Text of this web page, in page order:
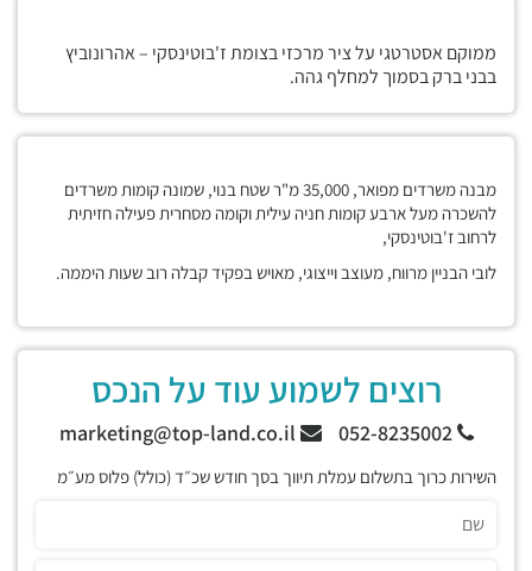
ממוקם אסטרטגי על ציר מרכזי בצומת ז'בוטינסקי – אהרונוביץ
בבני ברק בסמוך למחלף גהה.
מבנה משרדים מפואר, 35,000 מ"ר שטח בנוי, שמונה קומות משרדים
להשכרה מעל ארבע קומות חניה עילית וקומה מסחרית פעילה חזיתית
לרחוב ז'בוטינסקי,
לובי הבניין מרווח, מעוצב וייצוגי, מאויש בפקיד קבלה רוב שעות היממה.
רוצים לשמוע עוד על הנכס
052-8235002
השירות כרוך בתשלום עמלת תיווך בסך חודש שכ״ד (כולל) פלוס מע״מ